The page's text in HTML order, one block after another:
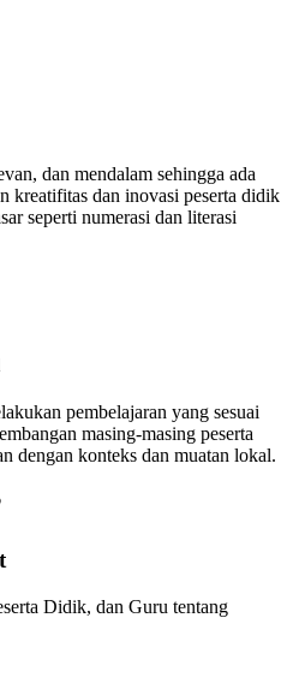
dan mendalam sehingga ada
kreatifitas dan inovasi peserta didik
seperti numerasi dan literasi
pembelajaran yang sesuai
masing-masing peserta
dengan konteks dan muatan lokal.
Didik, dan Guru tentang